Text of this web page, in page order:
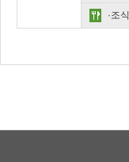
·조